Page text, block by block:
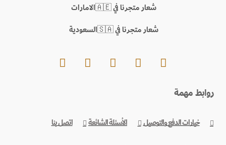
شعار متجرنا في 🇦🇪الامارات
شعار متجرنا في 🇸🇦السعودية
روابط مهمة
خيارات الدفع والتوصيل الأسئلة الشائعة اتصل بنا